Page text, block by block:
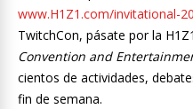
www.H1Z1.com/invitational-
TwitchCon, pásate por la
Convention and
cientos de actividades,
fin de semana.